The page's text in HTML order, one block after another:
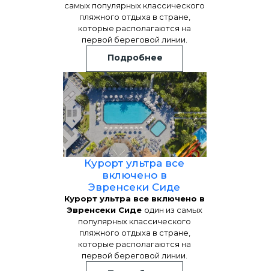
самых популярных классического
пляжного отдыха в стране,
которые располагаются на
первой береговой линии.
Подробнее
Курорт ультра все
включено в
Эвренсеки Сиде
Курорт ультра все включено в
Эвренсеки Сиде один из самых
популярных классического
пляжного отдыха в стране,
которые располагаются на
первой береговой линии.